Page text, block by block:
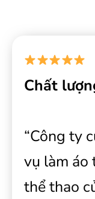
Chất
“Công ty
vụ làm áo
thể thao